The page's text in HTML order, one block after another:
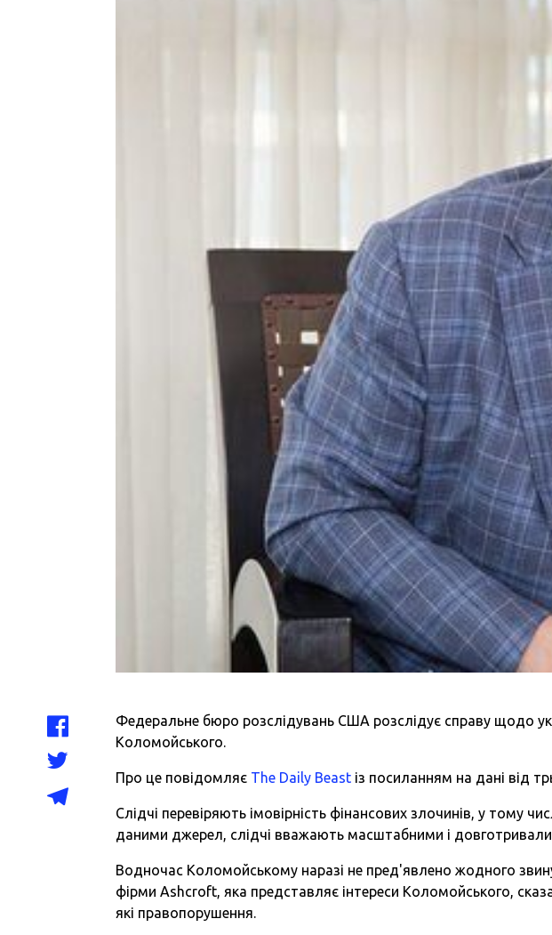
Федеральне бюро розслідувань США розслідує справу щодо
Коломойського.
Про це повідомляє The Daily Beast із посиланням на дані від
Слідчі перевіряють імовірність фінансових злочинів, у тому
даними джерел, слідчі вважають масштабними і
Водночас Коломойському наразі не пред'явлено жодного
фірми Ashcroft, яка представляє інтереси Коломойського,
які правопорушення.